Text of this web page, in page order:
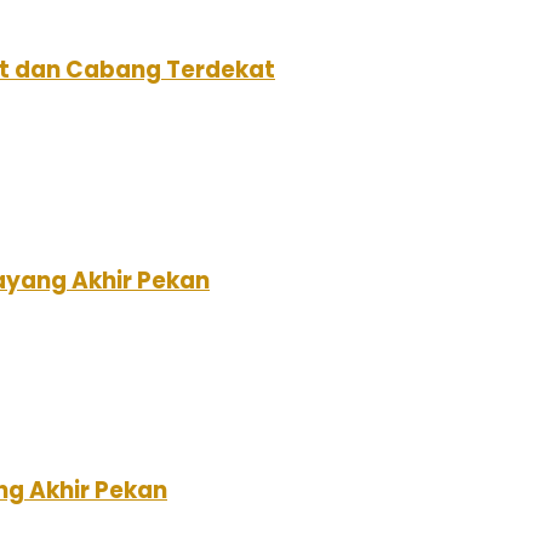
dan Cabang Terdekat
Akhir Pekan
Akhir Pekan